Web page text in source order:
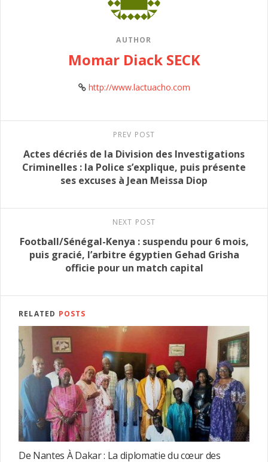
AUTHOR
Momar Diack SECK
http://www.lactuacho.com
PREV POST
Actes décriés de la Division des Investigations
Criminelles : la Police s’explique, puis présente
ses excuses à Jean Meissa Diop
NEXT POST
Football/Sénégal-Kenya : suspendu pour 6 mois,
puis gracié, l’arbitre égyptien Gehad Grisha
officie pour un match capital
RELATED POSTS
De Nantes À Dakar : La diplomatie du cœur des